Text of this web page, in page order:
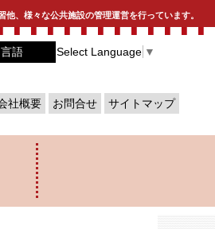
、様々な公共施設の管理運営を行っています。
言語 Select Language ▼
社概要 お問合せ サイトマップ